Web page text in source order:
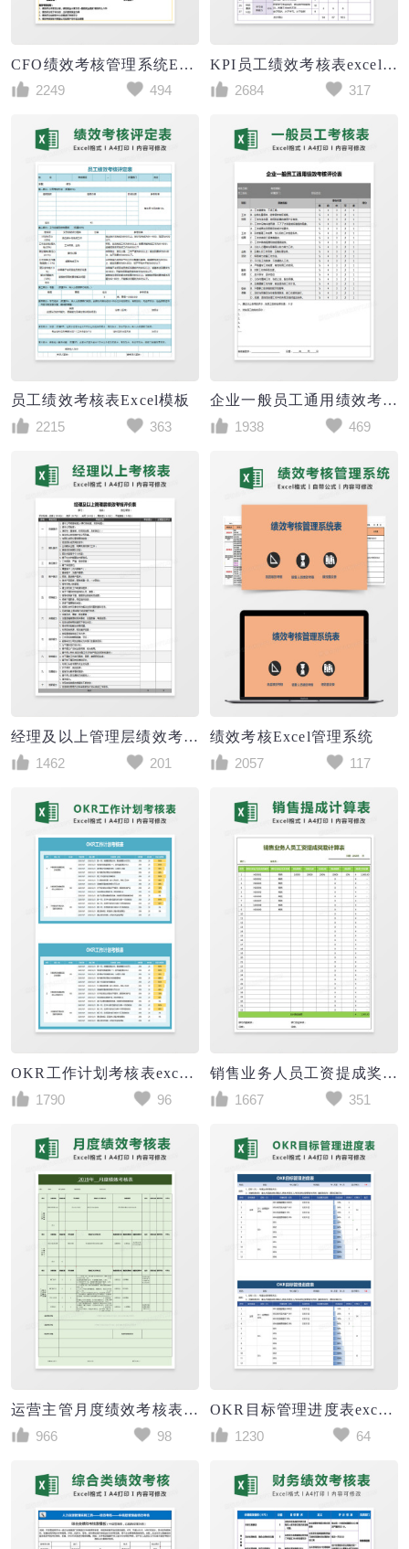
CFO绩效考核管理系统EXCEL模板表格
2249
494
KPI员工绩效考核表excel模板
2684
317
员工绩效考核表Excel模板
2215
363
企业一般员工通用绩效考核评价表Excel表格
1938
469
经理及以上管理层绩效考核评价Excel表格
1462
201
绩效考核Excel管理系统
2057
117
OKR工作计划考核表excel模板
1790
96
销售业务人员工资提成奖励计算表Excel模板
1667
351
运营主管月度绩效考核表excel模板
966
98
OKR目标管理进度表excel模板
1230
64